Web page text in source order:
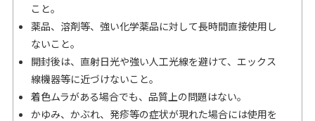
こと。
薬品、溶剤等、強い化学薬品に対して長時間直接使用し
ないこと。
開封後は、直射日光や強い人工光線を避けて、エックス
線機器等に近づけないこと。
着色ムラがある場合でも、品質上の問題はない。
かゆみ、かぶれ、発疹等の症状が現れた場合には使用を